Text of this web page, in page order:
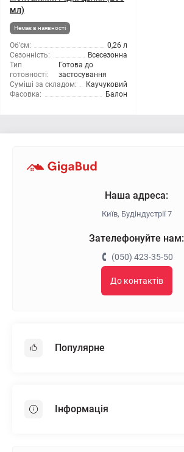
мл)
Немає в наявності
Об'єм:
0,26 л
Сезонність:
Всесезонна
Тип
готовності:
Готова до
застосування
Суміші за складом:
Каучуковий
Фасовка:
Балон
Наша адреса:
Київ, Будіндустрії 7
Зателефонуйте нам:
(050) 423-35-50
До контактів
Популярне
Пінопласт
Інформація